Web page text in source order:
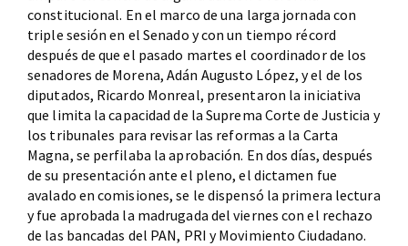
constitucional. En el marco de una larga jornada con
triple sesión en el Senado y con un tiempo récord
después de que el pasado martes el coordinador de los
senadores de Morena, Adán Augusto López, y el de los
diputados, Ricardo Monreal, presentaron la iniciativa
que limita la capacidad de la Suprema Corte de Justicia y
los tribunales para revisar las reformas a la Carta
Magna, se perfilaba la aprobación. En dos días, después
de su presentación ante el pleno, el dictamen fue
avalado en comisiones, se le dispensó la primera lectura
y fue aprobada la madrugada del viernes con el rechazo
de las bancadas del PAN, PRI y Movimiento Ciudadano.